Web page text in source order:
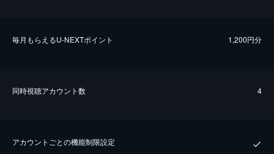
毎⽉もらえるU-NEXTポイント 1,200円分
同時視聴アカウント数 4
アカウントごとの機能制限設定